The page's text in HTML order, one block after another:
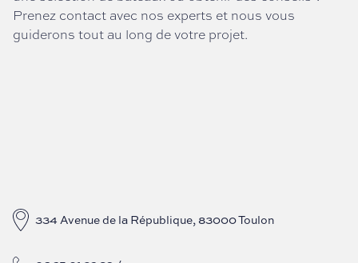
Prenez contact avec nos experts et nous vous
guiderons tout au long de votre projet.
334 Avenue de la République, 83000 Toulon